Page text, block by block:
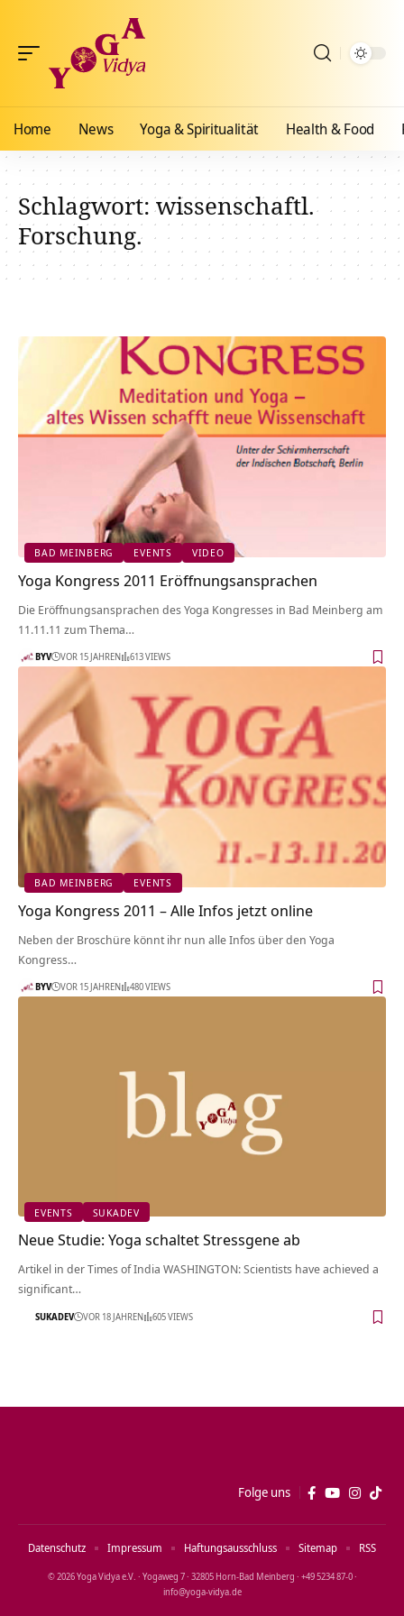
Home News Yoga & Spiritualität Health & Food
Schlagwort:wissenschaftl.
Forschung.
BAD MEINBERG EVENTS VIDEO
Yoga Kongress 2011 Eröffnungsansprachen
Die Eröffnungsansprachen des Yoga Kongresses in Bad Meinberg am
11.11.11 zum Thema…
BYV VOR 15 JAHREN 613 VIEWS
BAD MEINBERG EVENTS
Yoga Kongress 2011 – Alle Infos jetzt online
Neben der Broschüre könnt ihr nun alle Infos über den Yoga
Kongress…
BYV VOR 15 JAHREN 480 VIEWS
EVENTS SUKADEV
Neue Studie: Yoga schaltet Stressgene ab
Artikel in der Times of India WASHINGTON: Scientists have achieved a
significant…
SUKADEV VOR 18 JAHREN 605 VIEWS
Folge uns
© 2026 Yoga Vidya e.V. · Yogaweg 7 · 32805 Horn‑Bad Meinberg · +49 5234 87‑0 ·
info@yoga‑vidya.de
Datenschutz Impressum Haftungsausschluss Sitemap RSS